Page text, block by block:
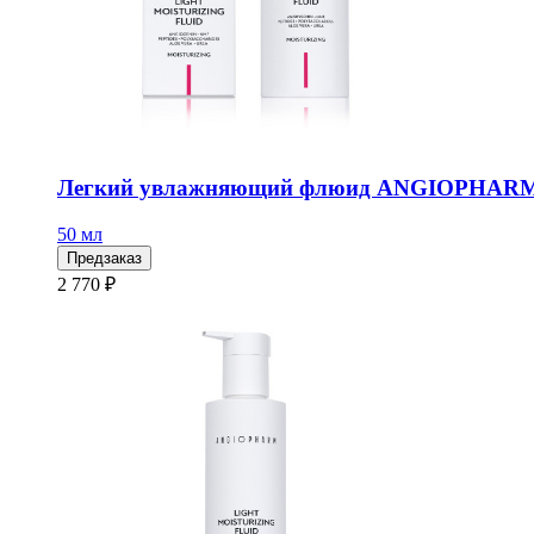
Легкий увлажняющий флюид
50 мл
Предзаказ
2 770 ₽